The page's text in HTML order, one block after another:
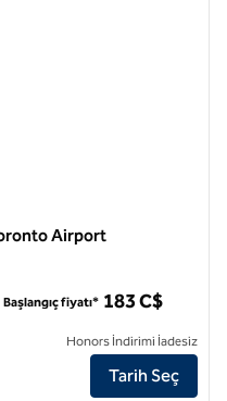
Airport
Airport Corporate Centre için
Başlangıç fiyatı* 183 C$
Honors İndirimi İadesiz
Tarih Seç